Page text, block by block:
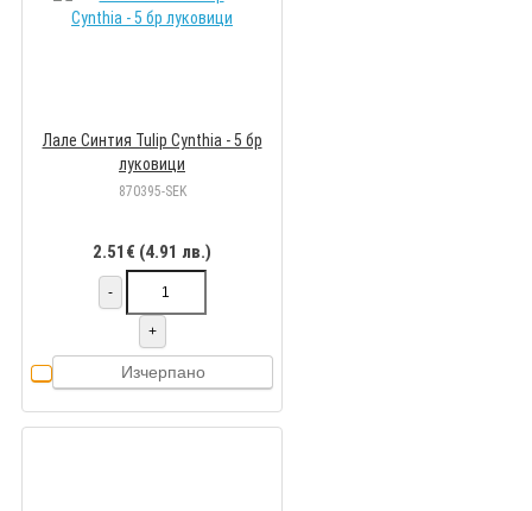
Лале Синтия Tulip Cynthia - 5 бр
луковици
870395-SEK
2.51€ (4.91 лв.)
-
+
Изчерпано